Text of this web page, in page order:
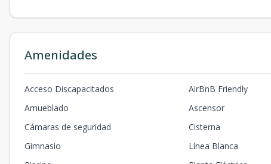
Amenidades
Acceso Discapacitados AirBnB Friendly
Amueblado
Ascensor
Cámaras de seguridad
Cisterna
Gimnasio
Línea Blanca